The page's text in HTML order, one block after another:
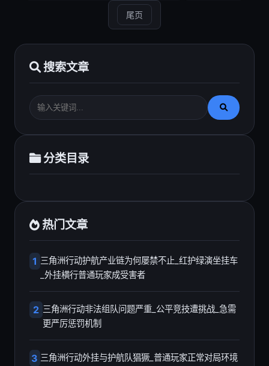
尾页
搜索文章
分类目录
热门文章
1 三角洲行动护航产业链为何屡禁不止_红护绿演坐挂车
_外挂横行普通玩家成受害者
2 三角洲行动非法组队问题严重_公平竞技遭挑战_急需
更严厉惩罚机制
3 三角洲行动外挂与护航队猖獗_普通玩家正常对局环境